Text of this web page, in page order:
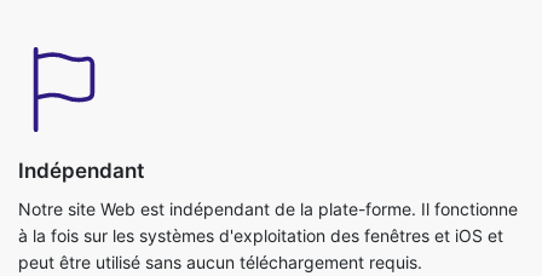
Indépendant
à la fois sur les systèmes d'exploitation des fenêtres et iOS et
peut être utilisé sans aucun téléchargement requis.